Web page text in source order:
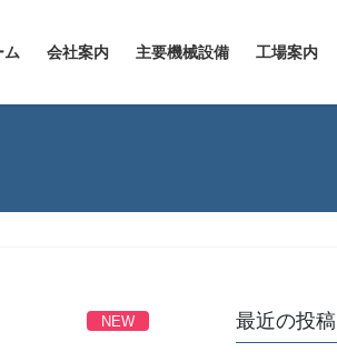
ム 会社案内 主要機械設備 工場案内
NEW 最近の投稿